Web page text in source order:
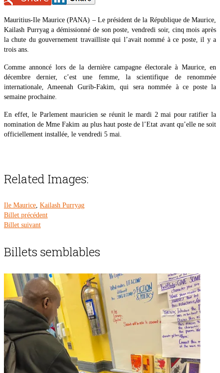
Mauritius-Ile Maurice (PANA) – Le président de la République de Maurice,
Kailash Purryag a démissionné de son poste, vendredi soir, cinq mois après
la chute du gouvernement travailliste qui l’avait nommé à ce poste, il y a
trois ans.
Comme annoncé lors de la dernière campagne électorale à Maurice, en
décembre dernier, c’est une femme, la scientifique de renommée
internationale, Ameenah Gurib-Fakim, qui sera nommée à ce poste la
semaine prochaine.
En effet, le Parlement mauricien se réunit le mardi 2 mai pour ratifier la
nomination de Mme Fakim au plus haut poste de l’Etat avant qu’elle ne soit
officiellement installée, le vendredi 5 mai.
Related Images:
Ile Maurice, Kailash Purryag
Billet précédent
Billet suivant
Billets semblables